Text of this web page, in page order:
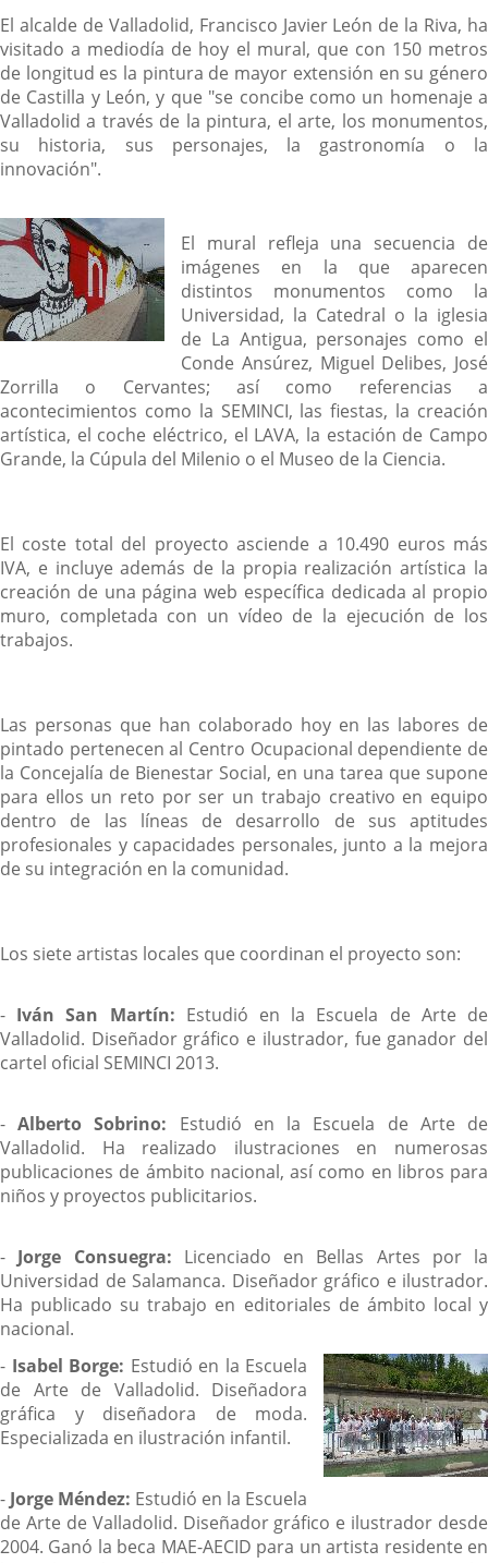
El alcalde de Valladolid, Francisco Javier León de la Riva, ha
visitado a mediodía de hoy el mural, que con 150 metros
de longitud es la pintura de mayor extensión en su género
de Castilla y León, y que "se concibe como un homenaje a
Valladolid a través de la pintura, el arte, los monumentos,
su historia, sus personajes, la gastronomía o la
innovación".
El mural refleja una secuencia de
imágenes en la que aparecen
distintos monumentos como la
Universidad, la Catedral o la iglesia
de La Antigua, personajes como el
Conde Ansúrez, Miguel Delibes, José
Zorrilla o Cervantes; así como referencias a
acontecimientos como la SEMINCI, las fiestas, la creación
artística, el coche eléctrico, el LAVA, la estación de Campo
Grande, la Cúpula del Milenio o el Museo de la Ciencia.
El coste total del proyecto asciende a 10.490 euros más
IVA, e incluye además de la propia realización artística la
creación de una página web específica dedicada al propio
muro, completada con un vídeo de la ejecución de los
trabajos.
Las personas que han colaborado hoy en las labores de
pintado pertenecen al Centro Ocupacional dependiente de
la Concejalía de Bienestar Social, en una tarea que supone
para ellos un reto por ser un trabajo creativo en equipo
dentro de las líneas de desarrollo de sus aptitudes
profesionales y capacidades personales, junto a la mejora
de su integración en la comunidad.
Los siete artistas locales que coordinan el proyecto son:
- Iván San Martín: Estudió en la Escuela de Arte de
Valladolid. Diseñador gráfico e ilustrador, fue ganador del
cartel oficial SEMINCI 2013.
-Alberto Sobrino: Estudió en la Escuela de Arte de
Valladolid. Ha realizado ilustraciones en numerosas
publicaciones de ámbito nacional, así como en libros para
niños y proyectos publicitarios.
- Jorge Consuegra: Licenciado en Bellas Artes por la
Universidad de Salamanca. Diseñador gráfico e ilustrador.
Ha publicado su trabajo en editoriales de ámbito local y
nacional.
- Isabel Borge: Estudió en la Escuela
de Arte de Valladolid. Diseñadora
gráfica y diseñadora de moda.
Especializada en ilustración infantil.
- Jorge Méndez: Estudió en la Escuela
de Arte de Valladolid. Diseñador gráfico e ilustrador desde
2004. Ganó la beca MAE-AECID para un artista residente en